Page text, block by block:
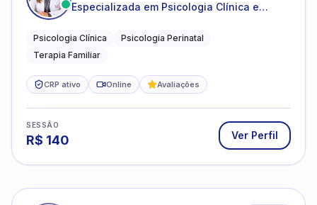
Especializada em Psicologia Clínica e
famílias
Psicologia Clínica
Psicologia Perinatal
Terapia Familiar
CRP ativo Online Avaliações
SESSÃO
R$ 140 Ver Perfil